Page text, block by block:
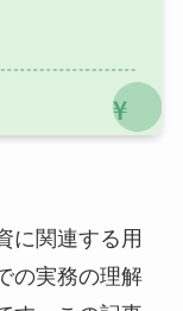
に関連する用
の実務の理解